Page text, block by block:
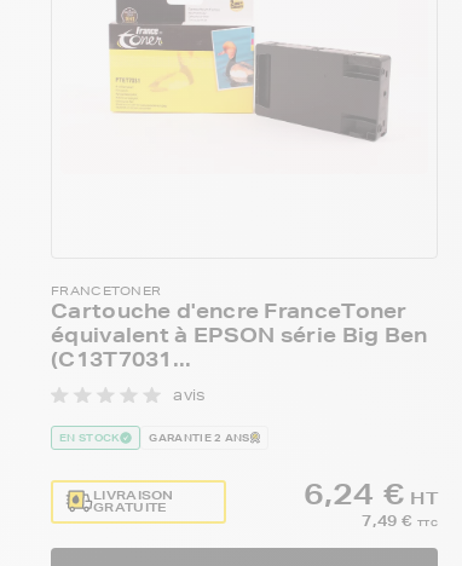
FRANCETONER
Cartouche d'encre FranceToner
équivalent à EPSON série Big Ben
(C13T7031...
avis
EN STOCK GARANTIE 2 ANS
LIVRAISON
GRATUITE 6,24 € HT
7,49 € TTC